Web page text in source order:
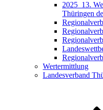
2025_13.
Thüringen
Wertermittlung
Landesverband